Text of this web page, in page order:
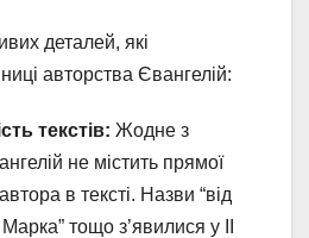
деталей, які
авторства Євангелій:
текстів: Жодне з
не містить прямої
в тексті. Назви “від
Марка” тощо з’явилися у II